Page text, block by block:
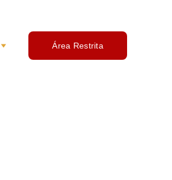
Área Restrita